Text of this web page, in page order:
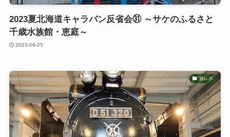
2023夏北海道キャラバン反省会㉛ ～サケのふるさと
千歳水族館・恵庭～
2023-09-25
旅レポ